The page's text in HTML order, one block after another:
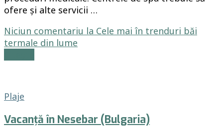
ofere și alte servicii …
Niciun comentariu la Cele mai în trenduri băi
termale din lume
Plaje
Vacanță în Nesebar (Bulgaria)